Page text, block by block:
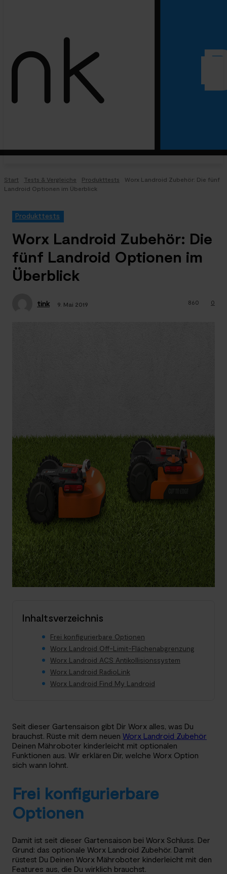
Start Tests & Vergleiche Produkttests
Worx Landroid Zubehör: Die fünf
Landroid Optionen im Überblick
Produkttests
Worx Landroid Zubehör: Die
fünf Landroid Optionen im
Überblick
tink 9. Mai 2019 0
860
Inhaltsverzeichnis
Frei konfigurierbare Optionen
Worx Landroid Off-Limit-Flächenabgrenzung
Worx Landroid ACS Antikollisionssystem
Worx Landroid RadioLink
Worx Landroid Find My Landroid
Seit dieser Gartensaison gibt Dir Worx alles, was Du
brauchst. Rüste mit dem neuen Worx Landroid Zubehör
Deinen Mähroboter kinderleicht mit optionalen
Funktionen aus. Wir erklären Dir, welche Worx Option
sich wann lohnt.
Frei konfigurierbare
Optionen
Damit ist seit dieser Gartensaison bei Worx Schluss. Der
Grund: das optionale Worx Landroid Zubehör. Damit
rüstest Du Deinen Worx Mähroboter kinderleicht mit den
Features aus, die Du wirklich brauchst.